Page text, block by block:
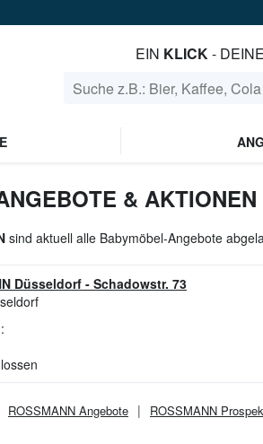
EIN KLICK- DEINE
&
sind aktuell alle Babymöbel-Angebote
Düsseldorf- Schadowstr. 73
ROSSMANN Angebote ROSSMANN